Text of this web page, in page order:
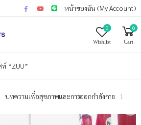
หน้าของฉัน (My Account)
0
Wishlist
0
Cart
“ZUU”
บทความเพื่อสุขภาพและการออกกำลังกาย 1